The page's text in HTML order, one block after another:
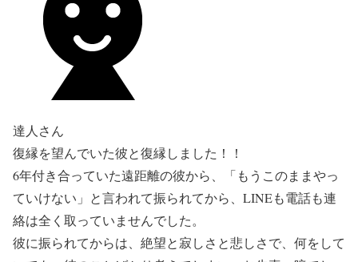
達人さん
復縁を望んでいた彼と復縁しました！！
6年付き合っていた遠距離の彼から、「もうこのままやっ
ていけない」と言われて振られてから、LINEも電話も連
絡は全く取っていませんでした。
彼に振られてからは、絶望と寂しさと悲しさで、何をして